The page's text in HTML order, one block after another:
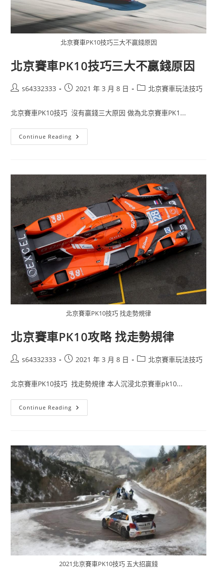
北京賽車PK10技巧三大不贏錢原因
北京賽車PK10技巧三大不贏錢原因
s64332333 2021 年 3 月 8 日 北京賽車玩法技巧
北京賽車PK10技巧 沒有贏錢三大原因 做為北京賽車PK1...
Continue Reading
北京賽車PK10技巧 找走勢規律
北京賽車PK10攻略 找走勢規律
s64332333 2021 年 3 月 8 日 北京賽車玩法技巧
北京賽車PK10技巧 找走勢規律 本人沉浸北京賽車pk10...
Continue Reading
2021北京賽車PK10技巧 五大招贏錢